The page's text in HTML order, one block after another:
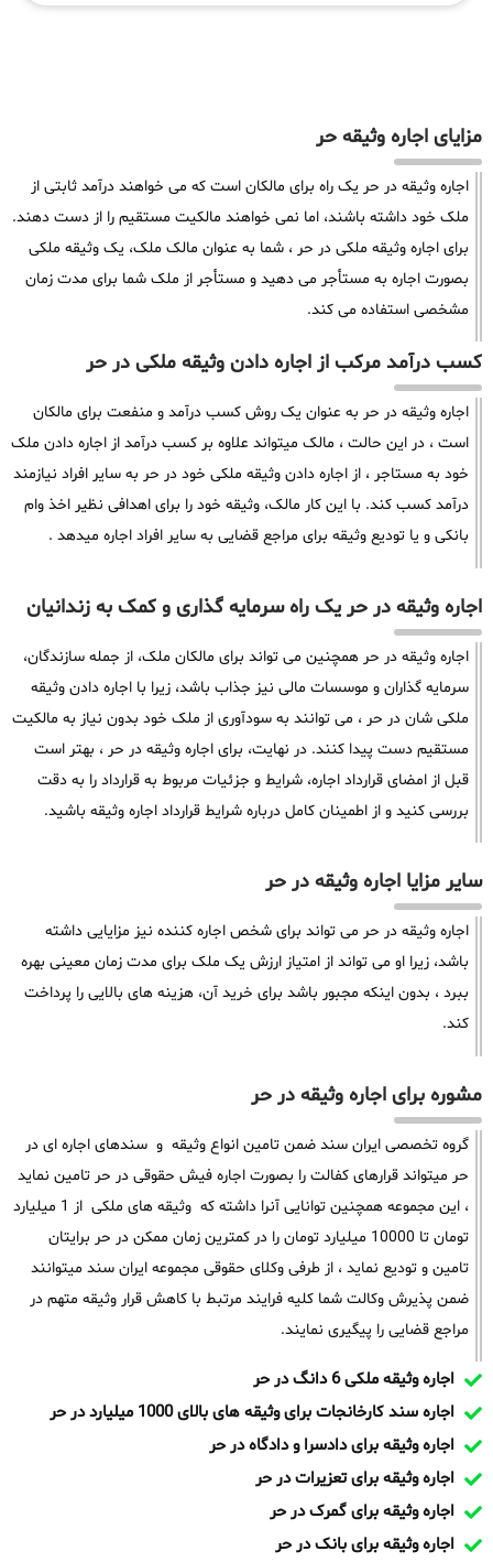
مزایای اجاره وثیقه حر
اجاره وثیقه در حر یک راه برای مالکان است که می خواهند درآمد ثابتی از
ملک خود داشته باشند، اما نمی خواهند مالکیت مستقیم را از دست دهند.
برای اجاره وثیقه ملکی در حر ، شما به عنوان مالک ملک، یک وثیقه ملکی
بصورت اجاره به مستأجر می دهید و مستأجر از ملک شما برای مدت زمان
مشخصی استفاده می کند.
کسب درآمد مرکب از اجاره دادن وثیقه ملکی در حر
اجاره وثیقه در حر به عنوان یک روش کسب درآمد و منفعت برای مالکان
است ، در این حالت ، مالک میتواند علاوه بر کسب درآمد از اجاره دادن ملک
خود به مستاجر ، از اجاره دادن وثیقه ملکی خود در حر به سایر افراد نیازمند
درآمد کسب کند. با این کار مالک، وثیقه خود را برای اهدافی نظیر اخذ وام
بانکی و یا تودیع وثیقه برای مراجع قضایی به سایر افراد اجاره میدهد .
اجاره وثیقه در حر یک راه سرمایه گذاری و کمک به زندانیان
اجاره وثیقه در حر همچنین می تواند برای مالکان ملک، از جمله سازندگان،
سرمایه گذاران و موسسات مالی نیز جذاب باشد، زیرا با اجاره دادن وثیقه
ملکی شان در حر ، می توانند به سودآوری از ملک خود بدون نیاز به مالکیت
مستقیم دست پیدا کنند. در نهایت، برای اجاره وثیقه در حر ، بهتر است
قبل از امضای قرارداد اجاره، شرایط و جزئیات مربوط به قرارداد را به دقت
بررسی کنید و از اطمینان کامل درباره شرایط قرارداد اجاره وثیقه باشید.
سایر مزایا اجاره وثیقه در حر
اجاره وثیقه در حر می تواند برای شخص اجاره کننده نیز مزایایی داشته
باشد، زیرا او می تواند از امتیاز ارزش یک ملک برای مدت زمان معینی بهره
ببرد ، بدون اینکه مجبور باشد برای خرید آن، هزینه های بالایی را پرداخت
کند.
مشوره برای اجاره وثیقه در حر
گروه تخصصی ایران سند ضمن تامین انواع وثیقه و سندهای اجاره ای در
حر میتواند قرارهای کفالت را بصورت اجاره فیش حقوقی در حر تامین نماید
، این مجموعه همچنین توانایی آنرا داشته که وثیقه های ملکی از 1 میلیارد
تومان تا 10000 میلیارد تومان را در کمترین زمان ممکن در حر برایتان
تامین و تودیع نماید ، از طرفی وکلای حقوقی مجموعه ایران سند میتوانند
ضمن پذیرش وکالت شما کلیه فرایند مرتبط با کاهش قرار وثیقه متهم در
مراجع قضایی را پیگیری نمایند.
اجاره وثیقه ملکی 6 دانگ در حر
اجاره سند کارخانجات برای وثیقه های بالای 1000 میلیارد در حر
اجاره وثیقه برای دادسرا و دادگاه در حر
اجاره وثیقه برای تعزیرات در حر
اجاره وثیقه برای گمرک در حر
اجاره وثیقه برای بانک در حر